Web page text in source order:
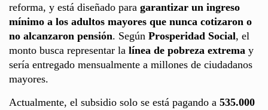
reforma, y está diseñado para garantizar un ingreso
mínimo a los adultos mayores que nunca cotizaron o
no alcanzaron pensión. Según Prosperidad Social, el
monto busca representar la línea de pobreza extrema y
sería entregado mensualmente a millones de ciudadanos
mayores.
Actualmente, el subsidio solo se está pagando a 535.000